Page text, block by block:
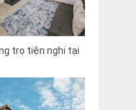
trọ tiện nghi tại